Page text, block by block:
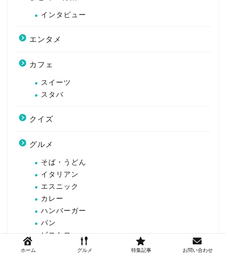
インタビュー
エンタメ
カフェ
スイーツ
スタバ
クイズ
グルメ
そば・うどん
イタリアン
エスニック
カレー
ハンバーガー
パン
ビストロ
ホーム グルメ 特集記事 お問い合わせ